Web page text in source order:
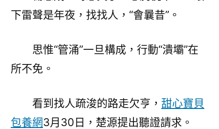
下雷聲是年夜，找找人，“會曩昔”。
思惟“管涌”一旦構成，行動“潰壩”在
所不免。
看到找人疏浚的路走欠亨， 甜心寶貝
包養網3月30日，楚源提出聽證請求。